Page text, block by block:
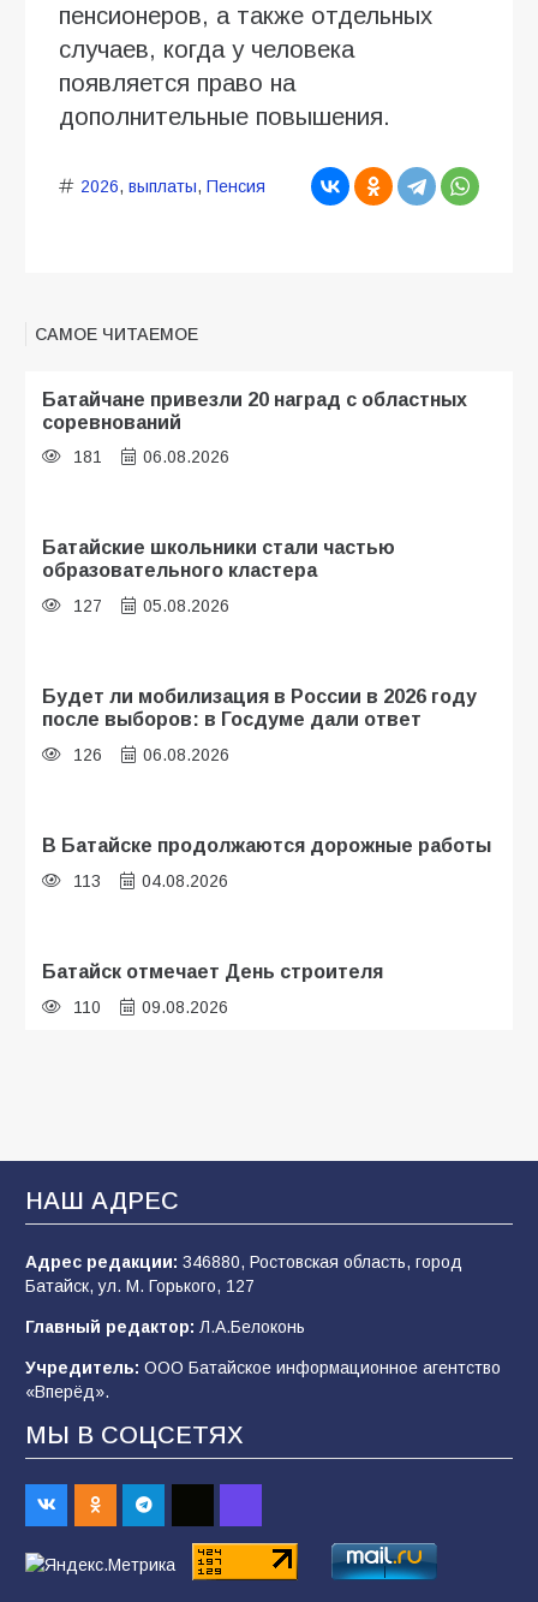
пенсионеров, а также отдельных
случаев, когда у человека
появляется право на
дополнительные повышения.
2026, выплаты, Пенсия
САМОЕ ЧИТАЕМОЕ
Батайчане привезли 20 наград с областных
соревнований
181 06.08.2026
Батайские школьники стали частью
образовательного кластера
127 05.08.2026
Будет ли мобилизация в России в 2026 году
после выборов: в Госдуме дали ответ
126 06.08.2026
В Батайске продолжаются дорожные работы
113 04.08.2026
Батайск отмечает День строителя
110 09.08.2026
Батайским спортсменам вручили награды
«Слухи — не указ»: почему разговоры о
07.08.2026
Командовал боем до последнего: герой
Евгений Остапенко
НАШ АДРЕС
Адрес редакции: 346880, Ростовская область, город
Батайск, ул. М. Горького, 127
Главный редактор: Л.А.Белоконь
Учредитель: ООО Батайское информационное агентство
«Вперёд».
МЫ В СОЦСЕТЯХ